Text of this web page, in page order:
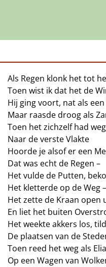
Als Regen klonk het tot
Toen wist ik dat het de
Hij ging voort, nat als
Maar raasde droog als
Toen het zichzelf had
Naar de verste Vlakte
Hoorde je alsof er een
Dat was echt de Regen –
Het vulde de Putten,
Het kletterde op de Weg –
Het zette de Kraan open
En liet het buiten
Het weekte akkers los,
De plaatsen van de
Toen reed het weg als Elia
Op een Wagen van